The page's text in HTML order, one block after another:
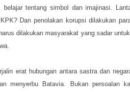
tentang simbol dan imajinasi.
Dan penolakan korupsi dilakukan
dilakukan masyarakat yang sadar
erat hubungan antara sastra dan
menyerbu Batavia. Bukan persoalan